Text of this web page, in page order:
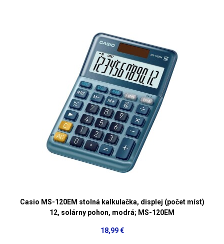
Casio MS-120EM stolná kalkulačka, displej (počet míst)
12, solárny pohon, modrá; MS-120EM
18,99 €